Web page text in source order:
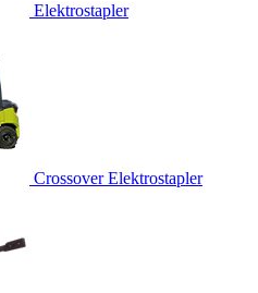
Elektrostapler
Crossover Elektrostapler